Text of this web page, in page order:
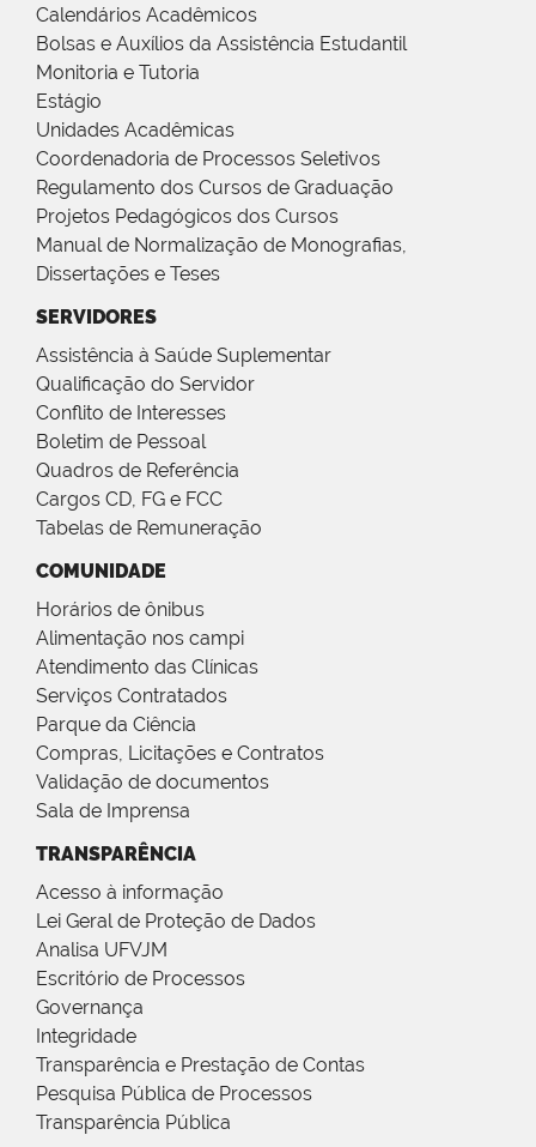
Calendários Acadêmicos
Bolsas e Auxílios da Assistência Estudantil
Monitoria e Tutoria
Estágio
Unidades Acadêmicas
Coordenadoria de Processos Seletivos
Regulamento dos Cursos de Graduação
Projetos Pedagógicos dos Cursos
Manual de Normalização de Monografias,
Dissertações e Teses
SERVIDORES
Assistência à Saúde Suplementar
Qualificação do Servidor
Conflito de Interesses
Boletim de Pessoal
Quadros de Referência
Cargos CD, FG e FCC
Tabelas de Remuneração
COMUNIDADE
Horários de ônibus
Alimentação nos campi
Atendimento das Clínicas
Serviços Contratados
Parque da Ciência
Compras, Licitações e Contratos
Validação de documentos
Sala de Imprensa
TRANSPARÊNCIA
Acesso à informação
Lei Geral de Proteção de Dados
Analisa UFVJM
Escritório de Processos
Governança
Integridade
Transparência e Prestação de Contas
Pesquisa Pública de Processos
Transparência Pública